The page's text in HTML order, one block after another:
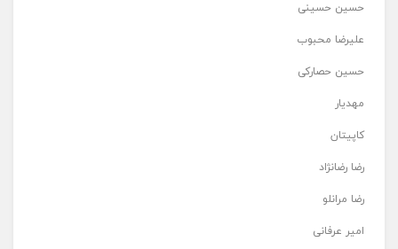
حسین حسینی
علیرضا محبوب
حسین حصارکی
مهدیار
کاپیتان
رضا رضانژاد
رضا مرانلو
امیر عرفانی